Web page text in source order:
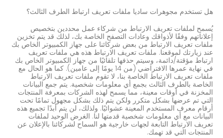
هل تستخدم مجوهرات ساديا ملفات تعريف ارتباط الطرف الثالث؟
يُسمح لملفات تعريف الارتباط من شركاء عمل محددين بتخصيص
إعلاناتهم وفقًا لأذواقك وعادات التصفح الخاصة بك، لذلك قد يتم تخزين
ملفات تعريف الارتباط من بعض شركائنا على جهاز الكمبيوتر الخاص بك
عند زيارتك لموقعنا. ملفات تعريف الارتباط هذه هي ملفات تعريف
ارتباط مؤقتة/دائمة، وسيتم حذفها تلقائيًا من جهاز الكمبيوتر الخاص بك
في نهاية عمرها الافتراضي (من 14 يومًا إلى عامين). كما هو الحال مع
ملفات تعريف الارتباط الخاصة بنا، لا تقوم ملفات تعريف الارتباط
الخاصة بالطرف الثالث بجمع أي معلومات شخصية. يتم جمع البيانات
المخزنة في أوقات معينة، مما يسمح لهذه الشركات بمعرفة المنتجات
التي تم عرضها بشكل متكرر ولكن يتم ذلك بشكل مجهول تمامًا تحت
أرقام معرف المستخدم المعينة عشوائيًا. ولذلك، لن يتم أبدًا تجميع هذه
البيانات مع أي معلومات شخصية قدمتها لنا. الغرض الوحيد لملفات
تعريف الارتباط التابعة لجهات خارجية هو السماح لشركائنا بالإعلان عن
المنتجات التي قد تهمك.